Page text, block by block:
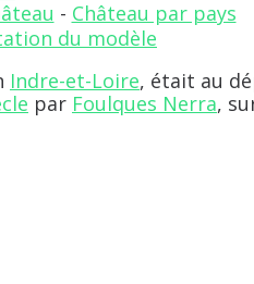
- Château par pays
Indre-et-Loire, était au
par Foulques Nerra,